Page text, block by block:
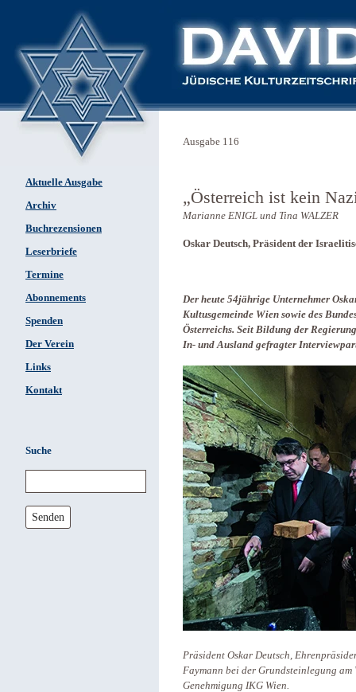
Aktuelle Ausgabe
Archiv
Buchrezensionen
Leserbriefe
Termine
Abonnements
Spenden
Der Verein
Links
Kontakt
Suche
Senden
Ausgabe 116
„Österreich ist kein
Marianne ENIGL und Tina WALZER
Oskar Deutsch, Präsident der
Der heute 54jährige Unternehmer
Kultusgemeinde Wien sowie des
Österreichs. Seit Bildung der
In- und Ausland gefragter
Präsident Oskar Deutsch,
Faymann bei der Grundsteinlegung
Genehmigung IKG Wien.